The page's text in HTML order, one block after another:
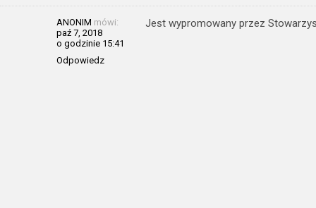
ANONIM mówi:
paź 7, 2018
o godzinie 15:41
Odpowiedz
Jest wypromowany przez